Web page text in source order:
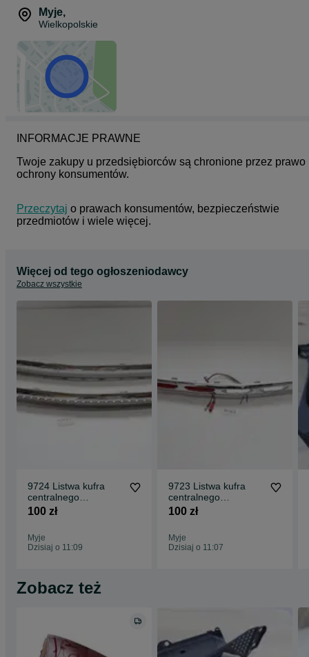
Myje,
Wielkopolskie
INFORMACJE PRAWNE
Twoje zakupy u przedsiębiorców są chronione przez prawo
ochrony konsumentów.
Przeczytaj o prawach konsumentów, bezpieczeństwie
przedmiotów i wiele więcej.
Więcej od tego ogłoszeniodawcy
Zobacz wszystkie
9724 Listwa kufra
centralnego
(środkowa) Honda
100 zł
Myje
Dzisiaj o 11:09
9723 Listwa kufra
centralnego
(środkowa) Honda
100 zł
Myje
Dzisiaj o 11:07
Zobacz też